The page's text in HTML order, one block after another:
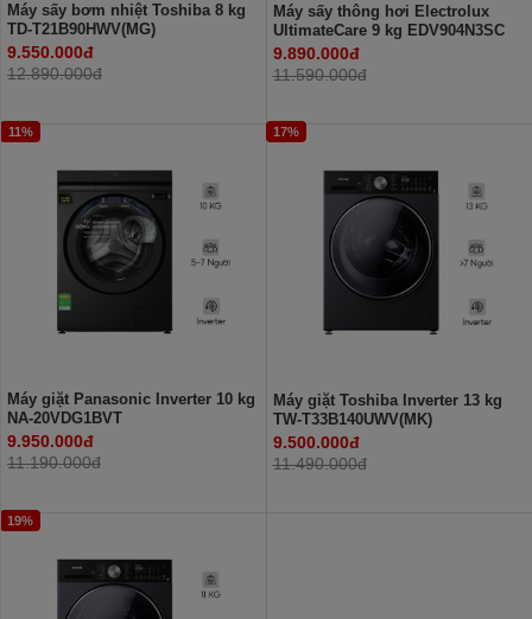
Máy sấy bơm nhiệt Toshiba 8 kg
TD-T21B90HWV(MG)
9.550.000đ
12.890.000đ
Máy sấy thông hơi Electrolux
UltimateCare 9 kg EDV904N3SC
9.890.000đ
11.590.000đ
11%
Máy giặt Panasonic Inverter 10 kg
NA-20VDG1BVT
9.950.000đ
11.190.000đ
17%
Máy giặt Toshiba Inverter 13 kg
TW-T33B140UWV(MK)
9.500.000đ
11.490.000đ
19%